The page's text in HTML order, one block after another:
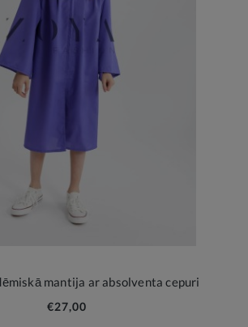
mantija ar absolventa cepuri
€27,00